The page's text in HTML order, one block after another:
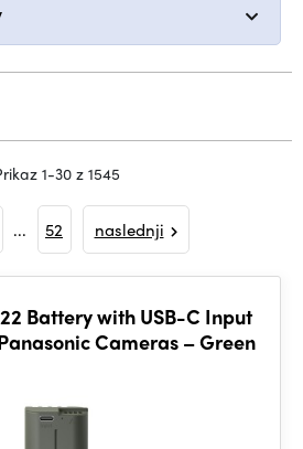
1-30 z 1545
... 52 naslednji
Battery with USB-C Input
Cameras – Green